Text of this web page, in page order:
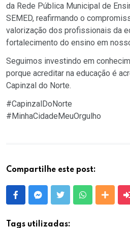
da Rede Pública Municipal de
SEMED, reafirmando o
valorização dos profissionais da
fortalecimento do ensino em
Seguimos investindo em
porque acreditar na educação é
Capinzal do Norte.
#CapinzalDoNorte
#MinhaCidadeMeuOrgulho
Compartilhe este post:
FacebookMessenger
Twitter Whatsapp
Tags utilizadas: